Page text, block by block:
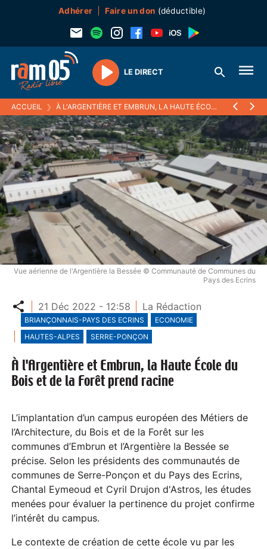
Adhérer Faire un don (déductible)
Play
LE DIRECT
ACCUEIL ❯ À L'ARGENTIÈRE ET EMBRUN, LA HAUTE ÉCOLE DU BOIS ET DE LA FORÊT PREND RACINE
Vue aérienne de l'Argentière la Bessée © Communauté de Communes du
Pays des Ecrins
Partager
21 Déc 2022 - 12:58 La Rédaction
BRIANÇONNAIS-PAYS DES ECRINS
ECONOMIE
HAUTES-ALPES
SERRE-PONÇON
À l'Argentière et Embrun, la Haute École du
Bois et de la Forêt prend racine
L’implantation d’un campus européen des Métiers de
l’Architecture, du Bois et de la Forêt sur les
communes d’Embrun et l’Argentière la Bessée se
précise. Selon les présidents des communautés de
communes de Serre-Ponçon et du Pays des Ecrins,
Chantal Eymeoud et Cyril Drujon d'Astros, les études
menées pour évaluer la pertinence du projet confirme
l’intérêt du campus.
Le contexte de création de cette école vu par les